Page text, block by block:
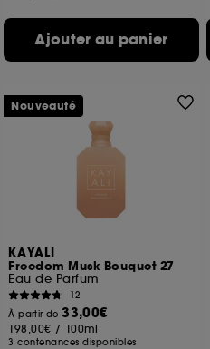
Ajouter au panier
KAYALI
Freedom Musk Bouquet 27
Eau de Parfum
12
À partir de33,00€
198,00€ / 100ml
3 contenances disponibles
Nouveauté